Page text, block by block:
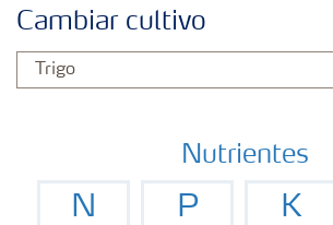
Portafolio de Agricultura Digital
Almacenaje y manejo de fertilizantes
Cultivos
Cambiar cultivo
Nutrientes
N P K